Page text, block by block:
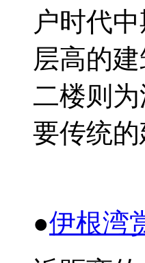
户时代中
层高的
二楼则为
要传统
●伊根湾